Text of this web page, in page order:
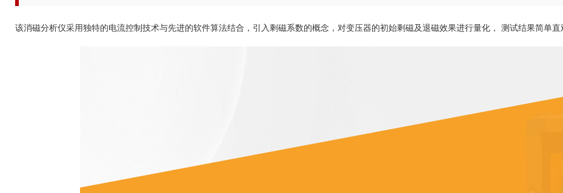
该消磁分析仪采用独特的电流控制技术与先进的软件算法结合，引入剩磁系数的概念，对变压器的初始剩磁及退磁效果进行量化， 测试结果简单直